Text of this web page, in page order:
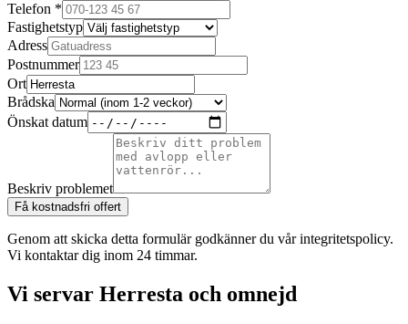
Telefon *
Fastighetstyp
Adress
Postnummer
Ort
Brådska
Önskat datum
Beskriv problemet
Få kostnadsfri offert
Genom att skicka detta formulär godkänner du vår integritetspolicy.
Vi kontaktar dig inom 24 timmar.
Vi servar Herresta och omnejd